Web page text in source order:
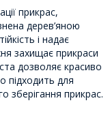
прикрас,
дерев’яною
і надає
захищає прикраси
дозволяє красиво
підходить для
зберігання прикрас.